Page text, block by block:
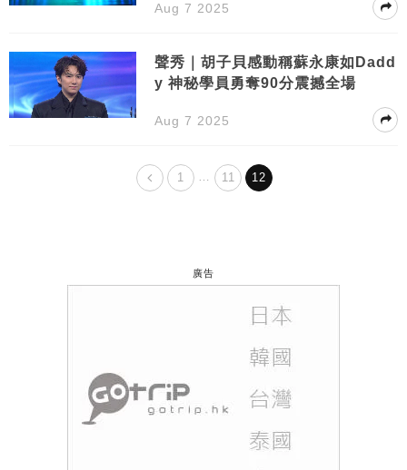
Aug 7 2025
聲秀｜胡子貝感動稱蘇永康如Dadd
y 神秘學員勇奪90分震撼全場
Aug 7 2025
1 … 11 12
廣告